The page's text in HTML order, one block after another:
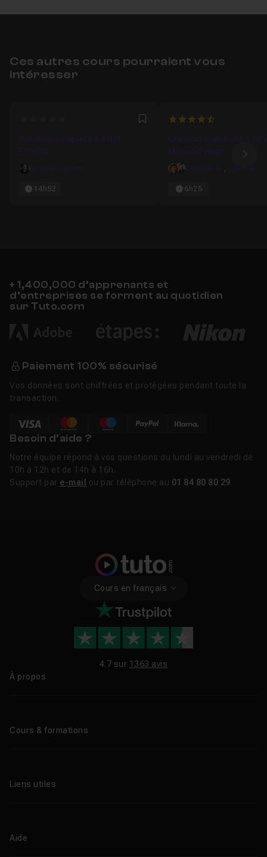
Ces autres cours pourraient vous
intéresser
Favori
Initiation complète à After
Effects
Grégoire Stern
14h52
4.7
Création d'un kinetic de
Motion Design
Damien G. , Kévin B.
6h25
+ 1,400,000 d’apprenants et
d’entreprises se forment au quotidien
sur Tuto.com
Paiement 100% sécurisé
Vos données sont chiffrées et protégées pendant toute la
transaction.
Besoin d’aide ?
Notre équipe répond à vos questions du lundi au vendredi de
10h à 12h et de 14h à 16h.
Support par e-mail ou par téléphone au 01 84 80 80 29
Cours en français
4.7 sur 1363 avis
À propos
Cours & formations
Formations certifiantes
Promos
Liens utiles
Centres de formation
Aide